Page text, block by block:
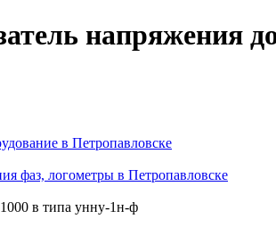
напряжения до
в Петропавловске
фаз, логометры в Петропавловске
в типа унну-1н-ф